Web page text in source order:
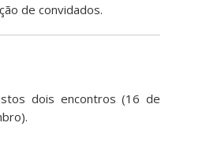
de convidados.
dois encontros (16 de